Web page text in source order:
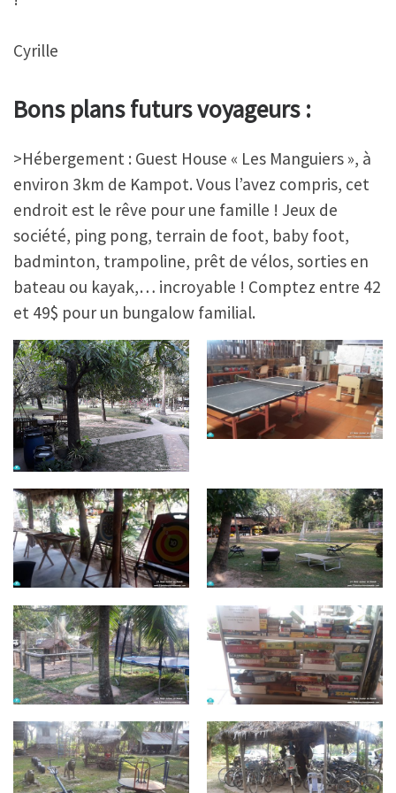
Cyrille
Bons plans futurs voyageurs :
>Hébergement : Guest House « Les Manguiers », à
environ 3km de Kampot. Vous l’avez compris, cet
endroit est le rêve pour une famille ! Jeux de
société, ping pong, terrain de foot, baby foot,
badminton, trampoline, prêt de vélos, sorties en
bateau ou kayak,… incroyable ! Comptez entre 42
et 49$ pour un bungalow familial.